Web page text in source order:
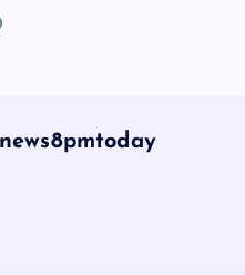
news8pmtoday